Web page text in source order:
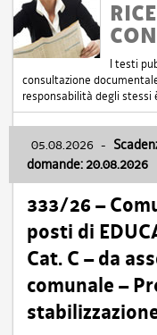
I testi
consultazione
responsabilità degli stessi
05.08.2026 -
domande: 20.08.2026
333/26 –
posti di
Cat. C – da
comunale –